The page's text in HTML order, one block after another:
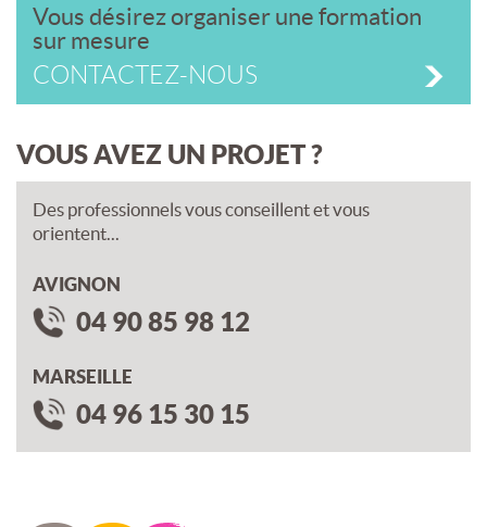
Vous désirez organiser une formation
sur mesure
CONTACTEZ-NOUS
VOUS AVEZ UN PROJET ?
Des professionnels vous conseillent et vous
orientent...
AVIGNON
04 90 85 98 12
MARSEILLE
04 96 15 30 15